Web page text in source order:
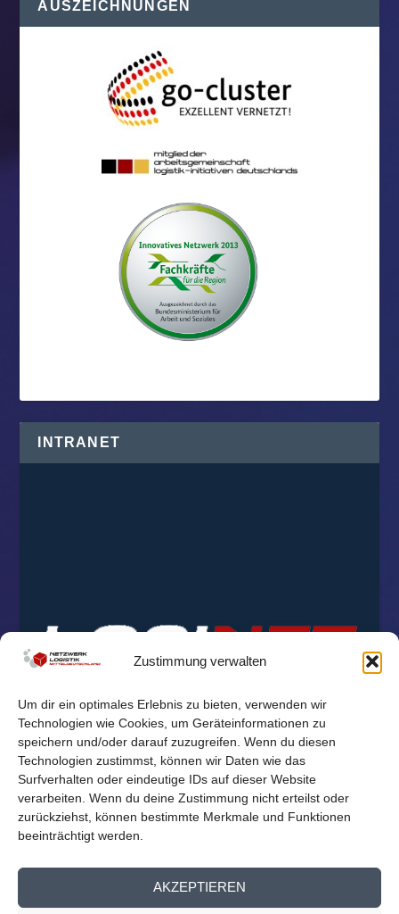
Zustimmung verwalten
Um dir ein optimales Erlebnis zu bieten, verwenden wir
Technologien wie Cookies, um Geräteinformationen zu
speichern und/oder darauf zuzugreifen. Wenn du diesen
Technologien zustimmst, können wir Daten wie das
Surfverhalten oder eindeutige IDs auf dieser Website
verarbeiten. Wenn du deine Zustimmung nicht erteilst oder
zurückziehst, können bestimmte Merkmale und Funktionen
beeinträchtigt werden.
AKZEPTIEREN
AUSZEICHNUNGEN
INTRANET
Reichelt Kommunikationsberatung
Mitglieder Übersicht Kontakt Impressum Datenschutz